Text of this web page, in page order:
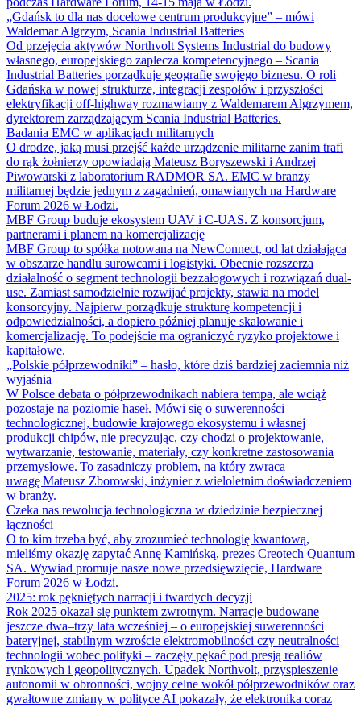
„Gdańsk to dla nas docelowe centrum produkcyjne” – mówi
Waldemar Algrzym, Scania Industrial Batteries
Od przejęcia aktywów Northvolt Systems Industrial do budowy
własnego, europejskiego zaplecza kompetencyjnego – Scania
Industrial Batteries porządkuje geografię swojego biznesu. O roli
Gdańska w nowej strukturze, integracji zespołów i przyszłości
elektryfikacji off-highway rozmawiamy z Waldemarem Algrzymem,
dyrektorem zarządzającym Scania Industrial Batteries.
Badania EMC w aplikacjach militarnych
O drodze, jaką musi przejść każde urządzenie militarne zanim trafi
do rąk żołnierzy opowiadają Mateusz Boryszewski i Andrzej
Piwowarski z laboratorium RADMOR SA. EMC w branży
militarnej będzie jednym z zagadnień, omawianych na Hardware
Forum 2026 w Łodzi.
MBF Group buduje ekosystem UAV i C-UAS. Z konsorcjum,
partnerami i planem na komercjalizację
MBF Group to spółka notowana na NewConnect, od lat działająca
w obszarze handlu surowcami i logistyki. Obecnie rozszerza
działalność o segment technologii bezzałogowych i rozwiązań dual-
use. Zamiast samodzielnie rozwijać projekty, stawia na model
konsorcyjny. Najpierw porządkuje strukturę kompetencji i
odpowiedzialności, a dopiero później planuje skalowanie i
komercjalizację. To podejście ma ograniczyć ryzyko projektowe i
kapitałowe.
„Polskie półprzewodniki” – hasło, które dziś bardziej zaciemnia niż
wyjaśnia
W Polsce debata o półprzewodnikach nabiera tempa, ale wciąż
pozostaje na poziomie haseł. Mówi się o suwerenności
technologicznej, budowie krajowego ekosystemu i własnej
produkcji chipów, nie precyzując, czy chodzi o projektowanie,
wytwarzanie, testowanie, materiały, czy konkretne zastosowania
przemysłowe. To zasadniczy problem, na który zwraca
uwagę Mateusz Zborowski, inżynier z wieloletnim doświadczeniem
w branży.
Czeka nas rewolucja technologiczna w dziedzinie bezpiecznej
łączności
O to kim trzeba być, aby zrozumieć technologię kwantową,
mieliśmy okazję zapytać Annę Kamińską, prezes Creotech Quantum
SA. Wywiad promuje nasze nowe przedsięwzięcie, Hardware
Forum 2026 w Łodzi.
2025: rok pękniętych narracji i twardych decyzji
Rok 2025 okazał się punktem zwrotnym. Narracje budowane
jeszcze dwa–trzy lata wcześniej – o europejskiej suwerenności
bateryjnej, stabilnym wzroście elektromobilności czy neutralności
technologii wobec polityki – zaczęły pękać pod presją realiów
rynkowych i geopolitycznych. Upadek Northvolt, przyspieszenie
autonomii w obronności, wojny celne wokół półprzewodników oraz
gwałtowne zmiany w polityce AI pokazały, że elektronika coraz